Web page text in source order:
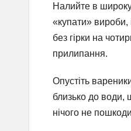
Налийте в
«купати» вироби,
без гірки на
прилипання.
Опустіть
близько до води,
нічого не